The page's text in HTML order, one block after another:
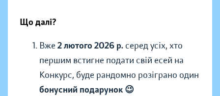
Що далі?
Вже 2 лютого 2026 р. серед усіх, хто
першим встигне подати свій есей на
Конкурс, буде рандомно розіграно один
бонусний подарунок 😉